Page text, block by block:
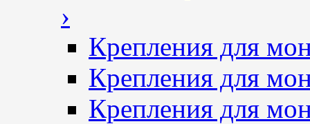
›
Крепления для
Крепления для
Крепления для